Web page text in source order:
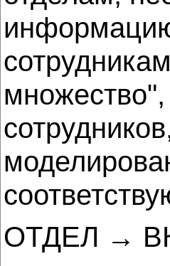
множество",
ОТДЕЛ →